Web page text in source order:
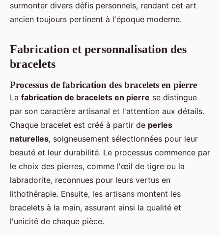
surmonter divers défis personnels, rendant cet art
ancien toujours pertinent à l'époque moderne.
Fabrication et personnalisation des
bracelets
Processus de fabrication des bracelets en pierre
La fabrication de bracelets en pierre se distingue
par son caractère artisanal et l'attention aux détails.
Chaque bracelet est créé à partir de perles
naturelles, soigneusement sélectionnées pour leur
beauté et leur durabilité. Le processus commence par
le choix des pierres, comme l'œil de tigre ou la
labradorite, reconnues pour leurs vertus en
lithothérapie. Ensuite, les artisans montent les
bracelets à la main, assurant ainsi la qualité et
l'unicité de chaque pièce.